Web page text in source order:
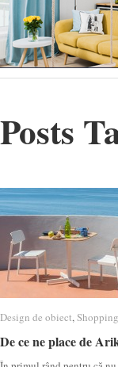
Posts
Design de obiect,Shopping
De ce ne place de
Design de obiect Shopping
De ce ne place de